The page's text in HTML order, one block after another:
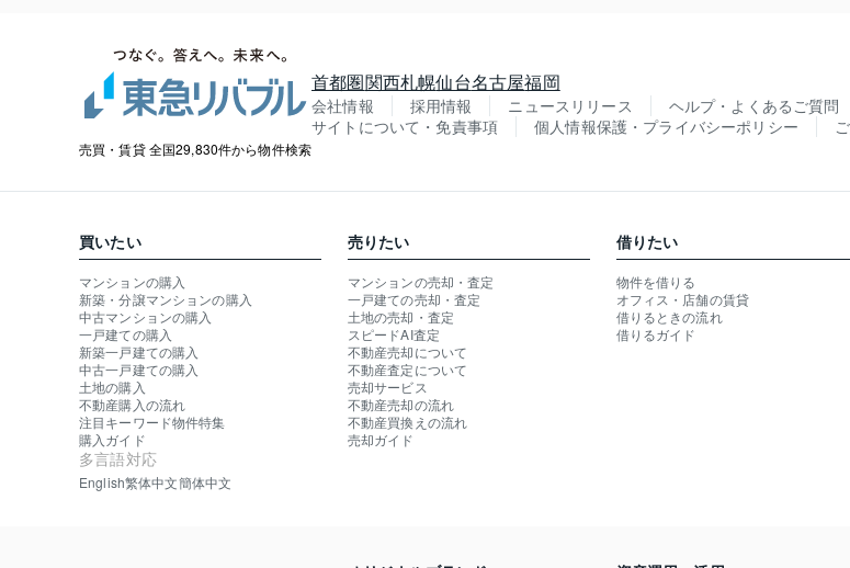
売買・賃貸 全国29,830件から物件検索
首都圏関西札幌仙台名古屋福岡
会社情報 採用情報 ニュースリリース ヘルプ・よくあるご質問
サイトについて・免責事項
個人情報保護・プライバシーポリシー
買いたい
マンションの購入
新築・分譲マンションの購入
中古マンションの購入
一戸建ての購入
新築一戸建ての購入
中古一戸建ての購入
土地の購入
不動産購入の流れ
注目キーワード物件特集
購入ガイド
多言語対応
English繁体中文簡体中文
売りたい
マンションの売却・査定
一戸建ての売却・査定
土地の売却・査定
スピードAI査定
不動産売却について
不動産査定について
売却サービス
不動産売却の流れ
不動産買換えの流れ
売却ガイド
借りたい
物件を借りる
オフィス・店舗の賃貸
借りるときの流れ
借りるガイド